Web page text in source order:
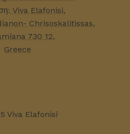
Viva Elafonisi,
Chrisoskalitissas,
730 12,
Greece
Viva Elafonisi